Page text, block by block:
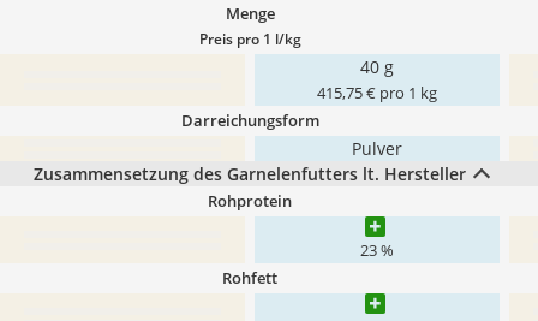
Menge
Preis pro 1 l/kg
40 g
415,75 € pro 1 kg
Darreichungsform
Pulver
Zusammensetzung des Garnelenfutters lt. Hersteller
Rohprotein
23 %
Rohfett